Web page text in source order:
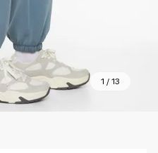
1 / 13